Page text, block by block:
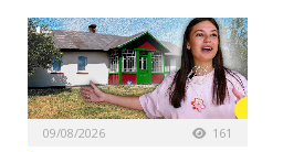
09/08/2026 161